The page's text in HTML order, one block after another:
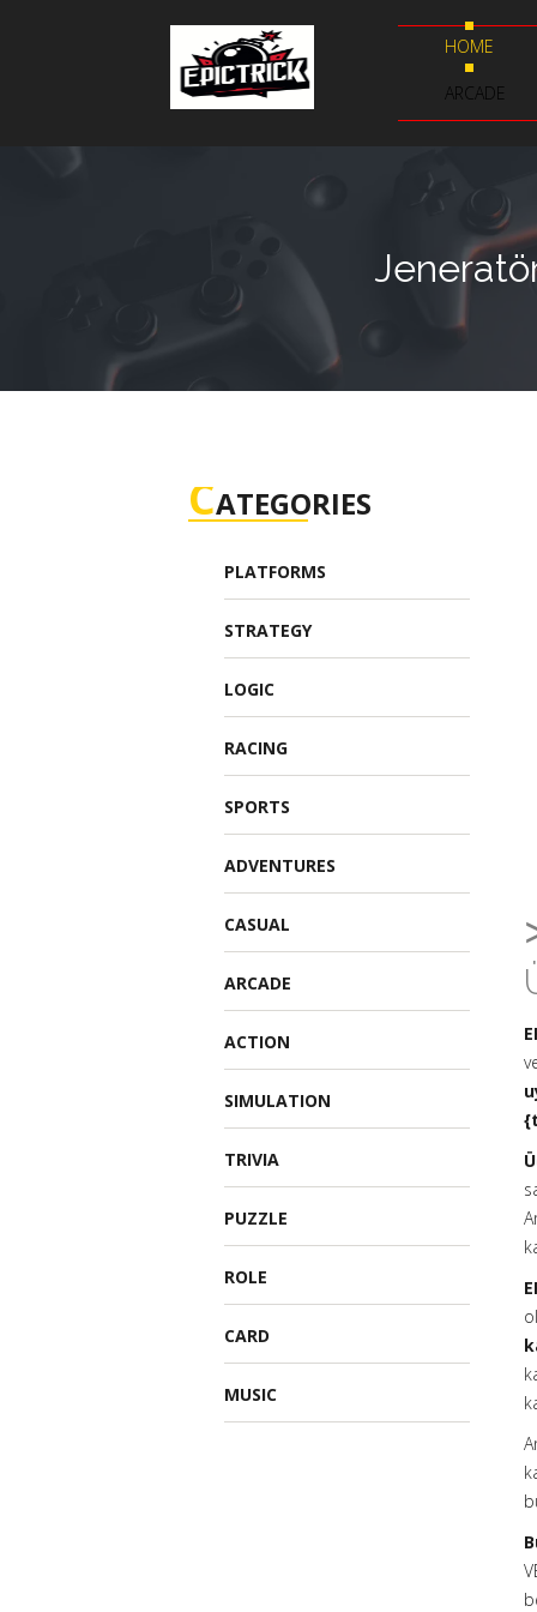
HOME
ARCADE
CATEGORIES
PLATFORMS
STRATEGY
LOGIC
RACING
SPORTS
ADVENTURES
CASUAL
ARCADE
ACTION
SIMULATION
TRIVIA
PUZZLE
ROLE
CARD
MUSIC